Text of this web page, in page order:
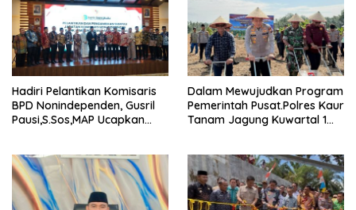
Hadiri Pelantikan Komisaris
BPD Nonindependen, Gusril
Pausi,S.Sos,MAP Ucapkan
Dalam Mewujudkan Program
Pemerintah Pusat.Polres Kaur
Tanam Jagung Kuwartal 1